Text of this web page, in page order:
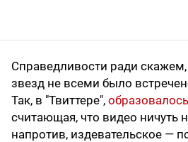
Справедливости ради
звезд не всеми было
Так, в "Твиттере",
считающая, что видео ничуть
напротив, издевательское —